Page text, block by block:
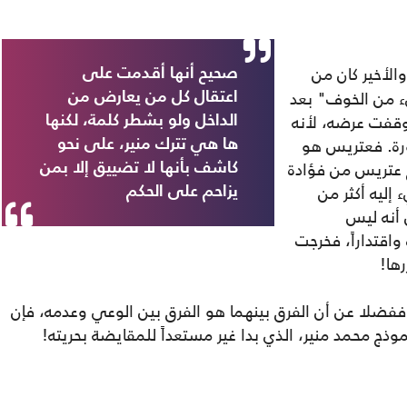
صحيح أنها أقدمت على
اعتقال كل من يعارض من
الداخل ولو بشطر كلمة، لكنها
ها هي تترك منير، على نحو
كاشف بأنها لا تضييق إلا بمن
يزاحم على الحكم
كان من
من الخوف" بعد
عرضه، لأنه
فعتريس هو
عتريس من فؤادة
أكثر من
أنه ليس
فخرجت
عن أن الفرق بينهما هو الفرق بين الوعي وعدمه، فإن
منير، الذي بدا غير مستعداً للمقايضة بحريته!